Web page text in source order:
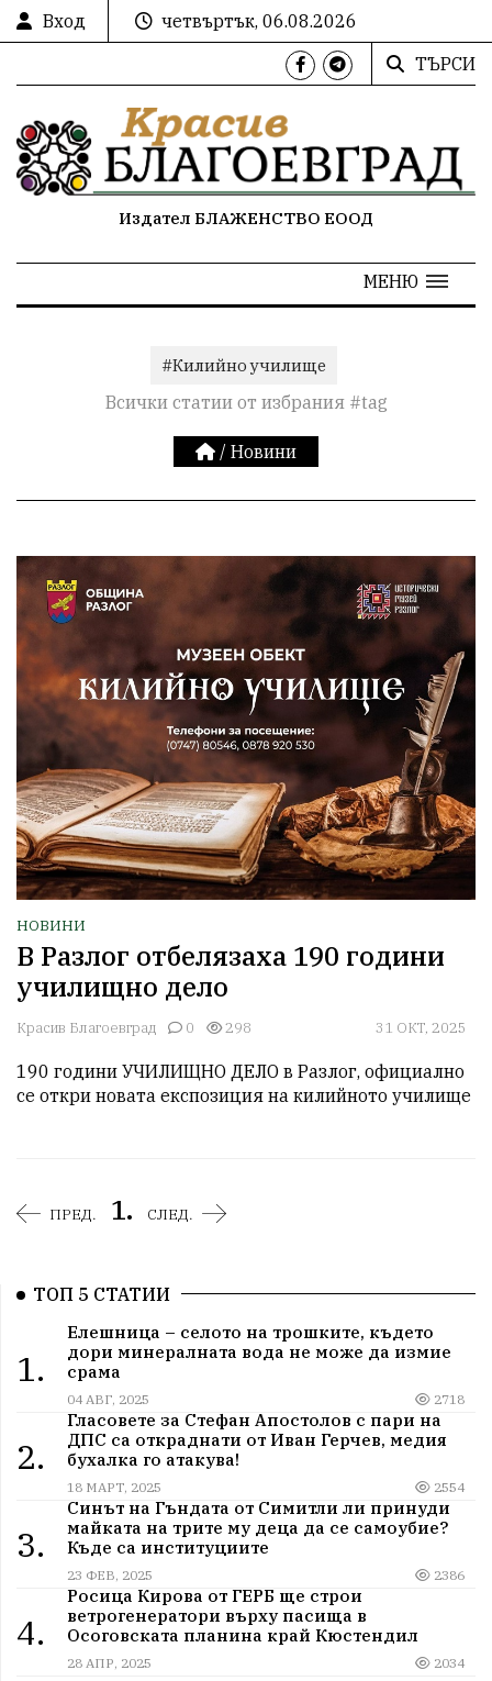
Вход
четвъртък, 06.08.2026
ТЪРСИ
Издател БЛАЖЕНСТВО ЕООД
МЕНЮ
#Килийно училище
Всички статии от избрания #tag
/ Новини
НОВИНИ
В Разлог отбелязаха 190 години
училищно дело
Красив Благоевград 0 298 31 ОКТ, 2025
190 години УЧИЛИЩНО ДЕЛО в Разлог, официално
се откри новата експозиция на килийното училище
ПРЕД. 1. СЛЕД.
ТОП 5 СТАТИИ
1.
Елешница – селото на трошките, където
дори минералната вода не може да измие
срама
04 АВГ, 2025 2718
2.
Гласовете за Стефан Апостолов с пари на
ДПС са откраднати от Иван Герчев, медия
бухалка го атакува!
18 МАРТ, 2025 2554
3.
Синът на Гъндата от Симитли ли принуди
майката на трите му деца да се самоубие?
Къде са институциите
23 ФЕВ, 2025 2386
4.
Росица Кирова от ГЕРБ ще строи
ветрогенератори върху пасища в
Осоговската планина край Кюстендил
28 АПР, 2025 2034